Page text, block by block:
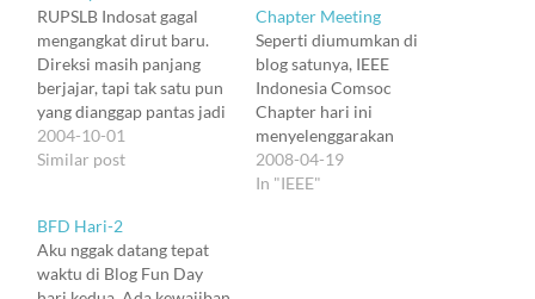
RUPSLB Indosat gagal
mengangkat dirut baru.
Direksi masih panjang
berjajar, tapi tak satu pun
yang dianggap pantas jadi
dirut. Sampai RUPS
mendatang, fungsi dirut
Pemerintah, yang
memiliki saham 15%
sebelumnya memilih Yoyo
2004-10-01
Similar post
Chapter Meeting
Seperti diumumkan di
blog satunya, IEEE
Indonesia Comsoc
Chapter hari ini
menyelenggarakan
pertemuan pertama tahun
2008. Pertemuan ini
2008-04-19
In "IEEE"
BFD Hari-2
Aku nggak datang tepat
waktu di Blog Fun Day